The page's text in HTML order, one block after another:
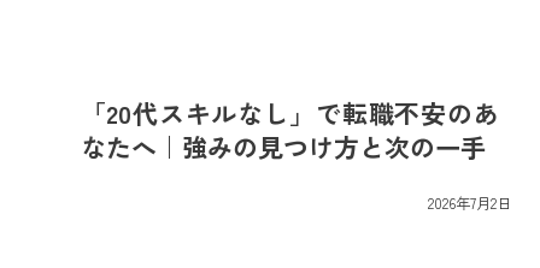
「20代スキルなし」で転職不安のあ
なたへ｜強みの見つけ方と次の一手
最
2026年7月2日